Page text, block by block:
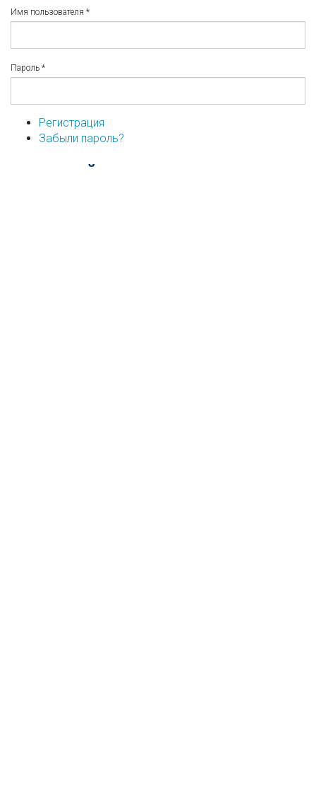
Имя пользователя *
Пароль *
Регистрация
Забыли пароль?
...или войдите используя